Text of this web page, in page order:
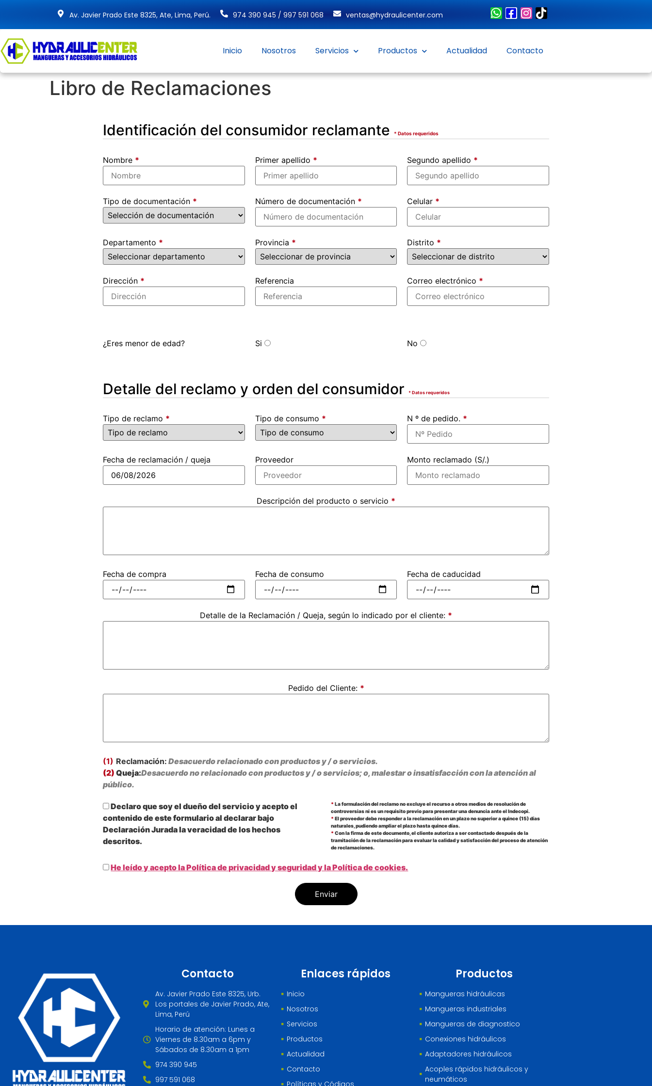
Av. Javier Prado Este 8325, Ate, Lima, Perú. 974 390 945 / 997 591 068 ventas@hydraulicenter.com
Inicio Nosotros Servicios Productos Actualidad Contacto
Libro de Reclamaciones
Identificación del consumidor reclamante * Datos requeridos
Nombre * Primer apellido * Segundo apellido *
Tipo de documentación * Número de documentación * Celular *
Departamento * Provincia * Distrito *
Dirección * Referencia Correo electrónico *
¿Eres menor de edad? Si No
Detalle del reclamo y orden del consumidor * Datos requeridos
Tipo de reclamo * Tipo de consumo * N º de pedido. *
Fecha de reclamación / queja Proveedor Monto reclamado (S/.)
Descripción del producto o servicio *
Fecha de compra Fecha de consumo Fecha de caducidad
Detalle de la Reclamación / Queja, según lo indicado por el cliente: *
Pedido del Cliente: *
(1) Reclamación: Desacuerdo relacionado con productos y / o servicios.
(2) Queja:Desacuerdo no relacionado con productos y / o servicios; o, malestar o insatisfacción con la atención al
público.
Declaro que soy el dueño del servicio y acepto el
contenido de este formulario al declarar bajo
Declaración Jurada la veracidad de los hechos
descritos.
* La formulación del reclamo no excluye el recurso a otros medios de resolución de
controversias ni es un requisito previo para presentar una denuncia ante el Indecopi.
* El proveedor debe responder a la reclamación en un plazo no superior a quince (15) días
naturales, pudiendo ampliar el plazo hasta quince días.
* Con la firma de este documento, el cliente autoriza a ser contactado después de la
tramitación de la reclamación para evaluar la calidad y satisfacción del proceso de atención
de reclamaciones.
He leído y acepto la Política de privacidad y seguridad y la Política de cookies.
Contacto
Av. Javier Prado Este 8325, Urb.
Los portales de Javier Prado, Ate,
Lima, Perú
Horario de atención: Lunes a
Viernes de 8.30am a 6pm y
Sábados de 8.30am a 1pm
974 390 945
997 591 068
Enlaces rápidos
Inicio
Nosotros
Servicios
Productos
Actualidad
Contacto
Políticas y Códigos
Productos
Mangueras hidráulicas
Mangueras industriales
Mangueras de diagnostico
Conexiones hidráulicos
Adaptadores hidráulicos
Acoples rápidos hidráulicos y
neumáticos